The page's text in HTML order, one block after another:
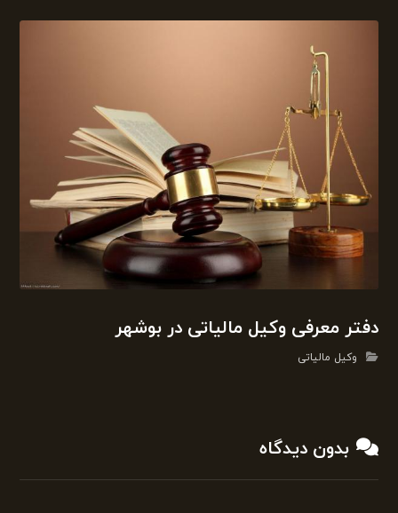
دفتر معرفی وکیل مالیاتی در بوشهر
وکیل مالیاتی
بدون دیدگاه